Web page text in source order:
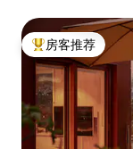
热门「房客推荐」
房客推荐